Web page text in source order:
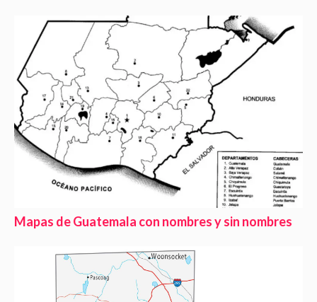
Mapas de Guatemala con nombres y sin nombres